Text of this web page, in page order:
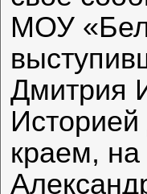
МОУ
Дмитрия
краем, на